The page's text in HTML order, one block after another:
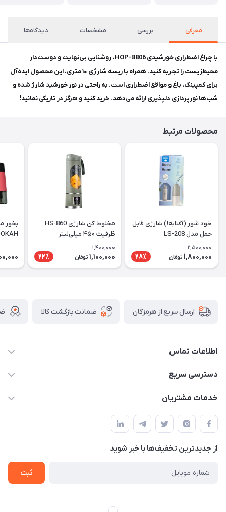
معرفی بررسی مشخصات دیدگاه‌ها
با چراغ اضطراری خورشیدی HOP-8806، روشنایی بی‌نهایت و دوست‌دار
محیط‌زیست را تجربه کنید. همراه با ریسه شارژی ۱۰ متری، این محصول ایده‌آل
برای کمپینگ، باغ و مواقع اضطراری است. به راحتی در نور خورشید شارژ شده و
شب‌ها نورپردازی دلپذیری ارائه می‌دهد. خرید کنید و هرگز در تاریکی نمانید!
محصولات مرتبط
خود شور (آفتابه!) شارژی قابل
حمل مدل LS-208
2,500,000
1,800,000 تومان 28٪
مخلوط کن شارژی HS-860
ظرفیت ۴۵۰ میلی‌لیتر
1,400,000
1,100,000 تومان 22٪
بخور
ارسال سریع از هرمزگان ضمانت بازگشت کالا
اطلاعات تماس
09170079505
دسترسی سریع
حساب کاربری
لیست محصولات
درباره ما
خدمات مشتریان
قوانین و مقررات
حریم خصوصی
راهنما
از جدید‌ترین تخفیف‌ها با‌ خبر شوید
ثبت